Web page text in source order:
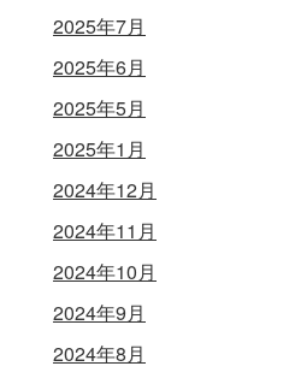
2025年7月
2025年6月
2025年5月
2025年1月
2024年12月
2024年11月
2024年10月
2024年9月
2024年8月